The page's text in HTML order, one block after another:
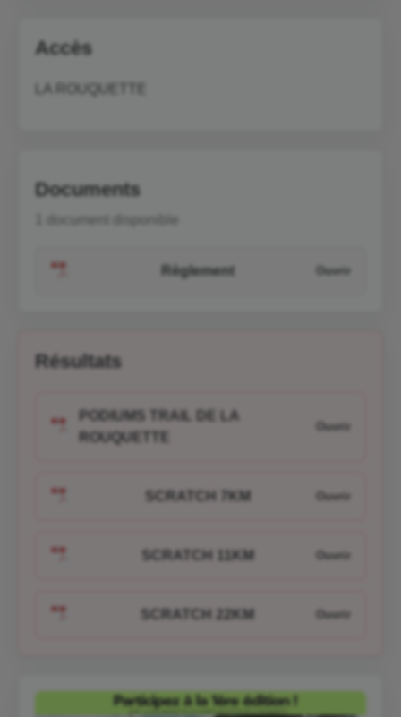
Accès
Documents
1 document disponible
Règlement
Résultats
PODIUMS TRAIL DE LA
ROUQUETTE
SCRATCH 7KM
SCRATCH 11KM
SCRATCH 22KM